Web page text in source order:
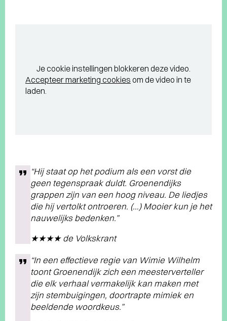
Je cookie instellingen blokkeren deze video.
Accepteer marketing cookies om de video in te
laden.
“Hij staat op het podium als een vorst die
geen tegenspraak duldt. Groenendijks
grappen zijn van een hoog niveau. De liedjes
die hij vertolkt ontroeren. (…) Mooier kun je het
nauwelijks bedenken.”
★★★★ de Volkskrant
“In een effectieve regie van Wimie Wilhelm
toont Groenendijk zich een meesterverteller
die elk verhaal vermakelijk kan maken met
zijn stembuigingen, doortrapte mimiek en
beeldende woordkeus.”